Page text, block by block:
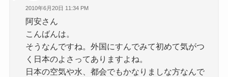
2010年6月20日 11:34 PM
阿安さん
こんばんは。
そうなんですね。外国にすんでみて初めて気がつ
く日本のよさってありますよね。
日本の空気や水、都会でもかなりましな方なんで